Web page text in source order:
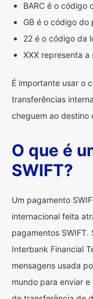
BARC é o código
GB é o código do
22 é o código da
XXX representa a
É importante usar o
transferências
cheguem ao destino
O que é
SWIFT?
Um pagamento
internacional feita
pagamentos SWIFT.
Interbank Financial
mensagens usada
mundo para enviar